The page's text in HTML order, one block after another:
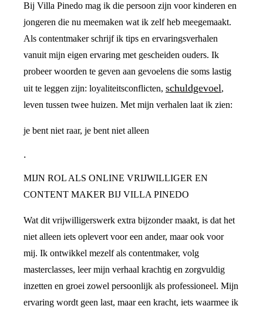
Bij Villa Pinedo mag ik die persoon zijn voor kinderen en
jongeren die nu meemaken wat ik zelf heb meegemaakt.
Als contentmaker schrijf ik tips en ervaringsverhalen
vanuit mijn eigen ervaring met gescheiden ouders. Ik
probeer woorden te geven aan gevoelens die soms lastig
uit te leggen zijn: loyaliteitsconflicten, schuldgevoel,
leven tussen twee huizen. Met mijn verhalen laat ik zien:
je bent niet raar, je bent niet alleen
.
MIJN ROL ALS ONLINE VRIJWILLIGER EN
CONTENT MAKER BIJ VILLA PINEDO
Wat dit vrijwilligerswerk extra bijzonder maakt, is dat het
niet alleen iets oplevert voor een ander, maar ook voor
mij. Ik ontwikkel mezelf als contentmaker, volg
masterclasses, leer mijn verhaal krachtig en zorgvuldig
inzetten en groei zowel persoonlijk als professioneel. Mijn
ervaring wordt geen last, maar een kracht, iets waarmee ik